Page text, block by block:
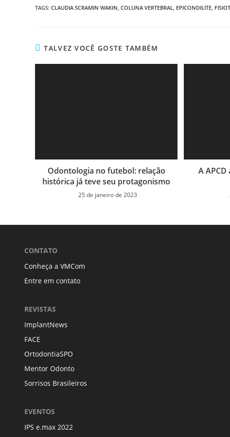
TAGS: CLAUDIA SCRAMIN WAKIN, COLUNA VERTEBRAL, EPICONDILITE,
TALVEZ VOCÊ GOSTE TAMBÉM
Odontologia no futebol: relação
histórica já teve seu protagonismo
25 de janeiro de 2023
A
CONTATO
Conheça a VMCom
Entre em contato
REVISTAS
ImplantNews
FACE
OrtodontiaSPO
Mentor Odonto
Sorrisos Brasileiros
EVENTOS
IPS e.max 2022